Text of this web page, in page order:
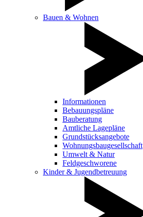
Bauen & Wohnen
Informationen
Bebauungspläne
Bauberatung
Amtliche Lagepläne
Grundstücksangebote
Wohnungsbaugesellschaft
Umwelt & Natur
Feldgeschworene
Kinder & Jugendbetreuung